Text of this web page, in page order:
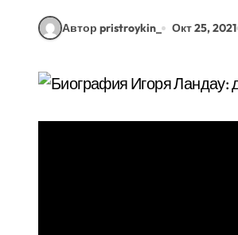
Автор pristroykin_ Окт 25, 2021